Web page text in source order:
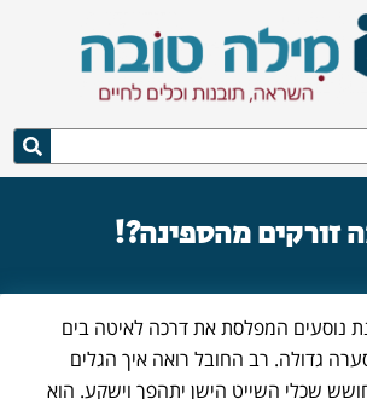
זורקים מהספינה?!
נוסעים המפלסת את דרכה לאיטה בים
גדולה. רב החובל רואה איך הגלים
שכלי השייט הישן יתהפך וישקע. הוא